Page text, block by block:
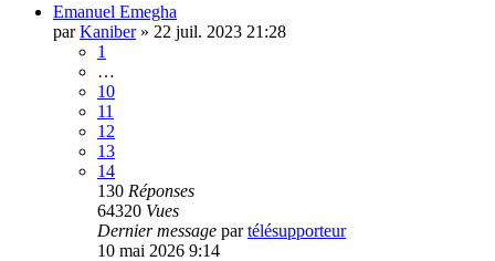
Emanuel Emegha
parKaniber» 22 juil. 2023 21:28
1
…
10
11
12
13
14
130 Réponses
64320 Vues
Dernier message partélésupporteur
10 mai 2026 9:14